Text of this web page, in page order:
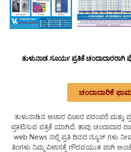
ತುಳುನಾಡ ಸೂರ್ಯ ಪ್ರತಿಕೆ ಚಂದಾದಾರರಾಗಿ
ಚಂದಾದಾರಿಕೆ
ತುಳುನಾಡಿನ ಅಚಾರ ವಿಚಾರ ಪರಂಪರೆ ಮತ್ತು
ಪ್ರಕಟಿಸುವ ಪತ್ರಿಕೆ ಯಾಗಿದೆ. ತಾವು ಚಂದಾದಾರ
web News ನಲ್ಲಿ ಪ್ರತಿ ದಿನದ ನ್ಯೂಸ್ ಗಳು
ತಿಂಗಳು ನಿಮ್ಮ ವಿಳಾಸಕ್ಕೆ ಗೌರವಯುತ ವಾಗಿ